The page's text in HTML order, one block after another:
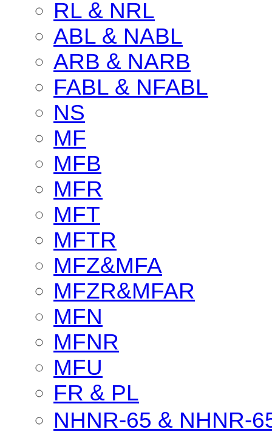
RL & NRL
ABL & NABL
ARB & NARB
FABL & NFABL
NS
MF
MFB
MFR
MFT
MFTR
MFZ&MFA
MFZR&MFAR
MFN
MFNR
MFU
FR & PL
NHNR-65 & NHNR-